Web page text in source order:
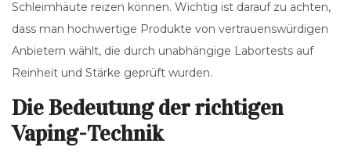
Schleimhäute reizen können. Wichtig ist darauf zu achten,
dass man hochwertige Produkte von vertrauenswürdigen
Anbietern wählt, die durch unabhängige Labortests auf
Reinheit und Stärke geprüft wurden.
Die Bedeutung der richtigen
Vaping-Technik